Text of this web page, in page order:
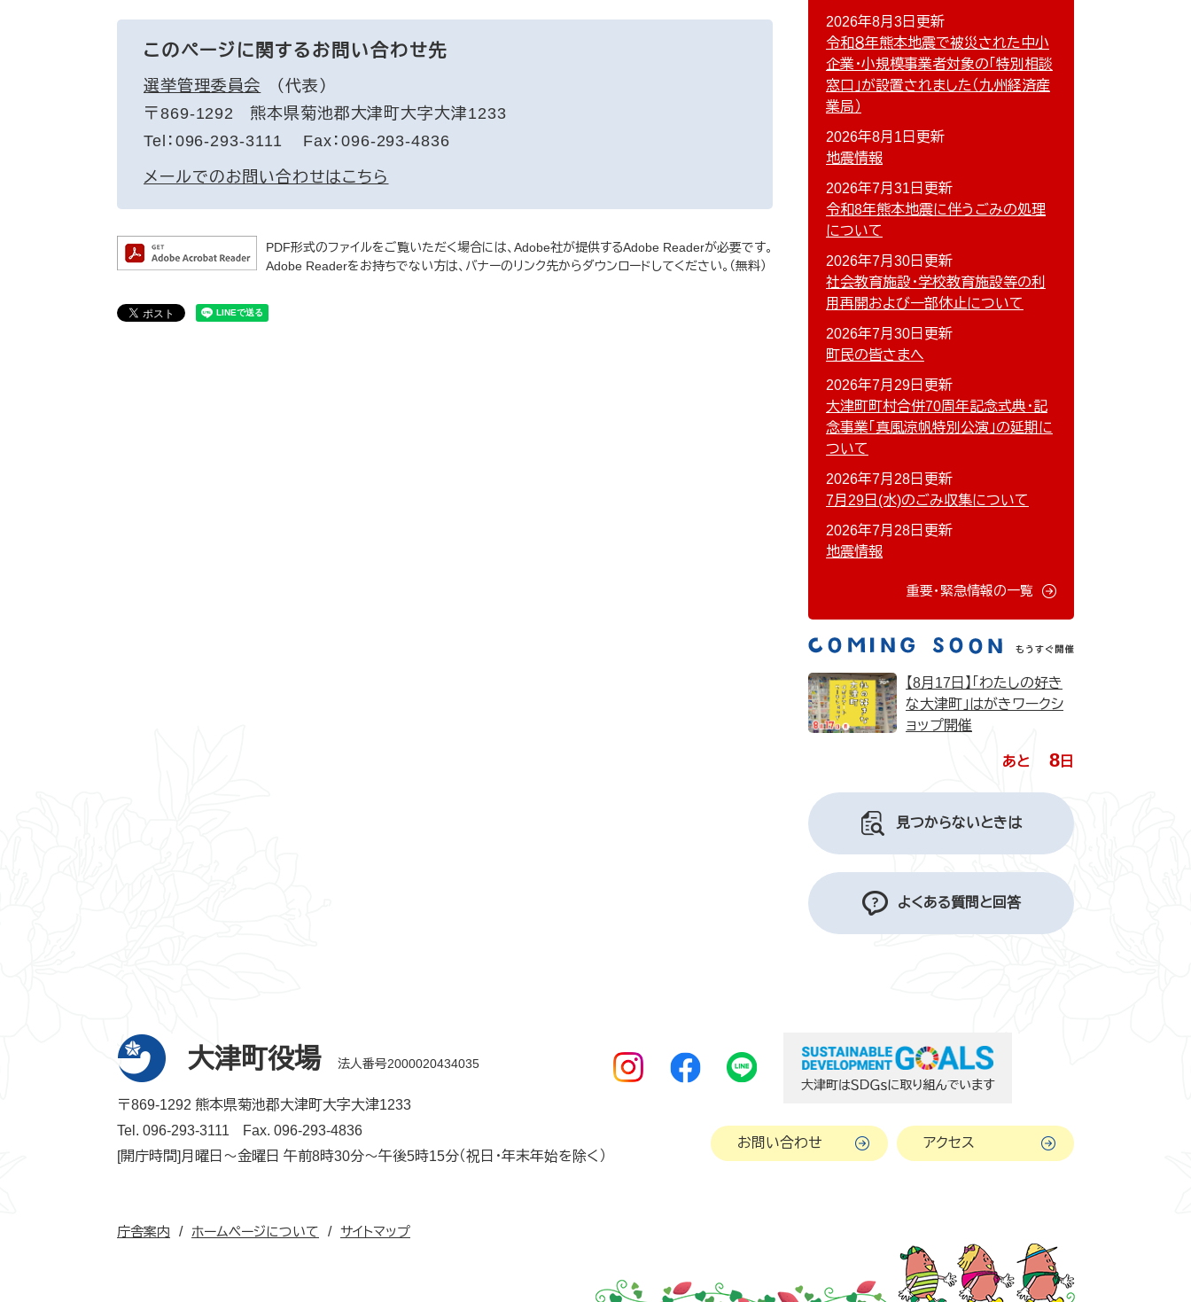
このページに関するお問い合わせ先
選挙管理委員会
代表
〒869-1292
熊本県菊池郡大津町大字大津1233
Tel：096-293-3111
Fax：096-293-4836
メールでのお問い合わせはこちら
PDF形式のファイルをご覧いただく場合には、Adobe社が提供するAdobe Readerが必要です。
Adobe Readerをお持ちでない方は、バナーのリンク先からダウンロードしてください。（無料）
2026年8月3日更新
令和８年熊本地震で被災された中小
企業・小規模事業者対象の「特別相談
窓口」が設置されました（九州経済産
業局）
2026年8月1日更新
地震情報
2026年7月31日更新
令和8年熊本地震に伴うごみの処理
について
2026年7月30日更新
社会教育施設・学校教育施設等の利
用再開および一部休止について
2026年7月30日更新
町民の皆さまへ
2026年7月29日更新
大津町町村合併70周年記念式典・記
念事業「真風涼帆特別公演」の延期に
ついて
2026年7月28日更新
7月29日(水)のごみ収集について
2026年7月28日更新
地震情報
重要・緊急情報の一覧
【8月17日】「わたしの好き
な大津町」はがきワークシ
ョップ開催
あと 8日
見つからないときは
よくある質問と回答
大津町役場 法人番号2000020434035
〒869-1292 熊本県菊池郡大津町大字大津1233
Tel. 096-293-3111
Fax. 096-293-4836
[開庁時間]月曜日～金曜日 午前8時30分～午後5時15分（祝日・年末年始を除く）
お問い合わせ アクセス
庁舎案内 ホームページについて サイトマップ